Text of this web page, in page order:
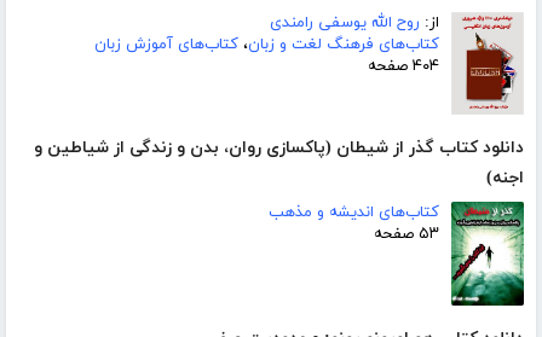
از: روح الله یوسفی رامندی
کتاب‌های فرهنگ لغت و زبان، کتاب‌های آموزش زبان
۴۰۴ صفحه
دانلود کتاب گذر از شیطان (پاکسازی روان، بدن و زندگی از شیاطین و
اجنه)
کتاب‌های اندیشه و مذهب
۵۳ صفحه